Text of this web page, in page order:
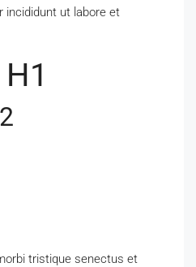
incididunt ut labore et
tristique senectus et